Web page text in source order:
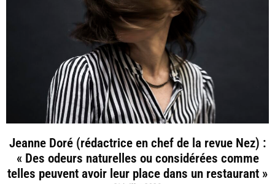
Jeanne Doré (rédactrice en chef de la revue Nez) :
« Des odeurs naturelles ou considérées comme
telles peuvent avoir leur place dans un restaurant »